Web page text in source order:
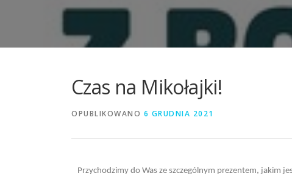
Czas na Mikołajki!
OPUBLIKOWANO 6 GRUDNIA 2021
Przychodzimy do Was ze szczególnym prezentem, jakim